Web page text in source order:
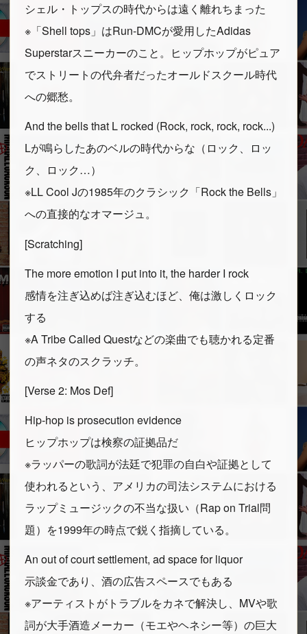
シェル・トップスの時代からは遠く離れちまった
※「Shell tops」はRun-DMCが愛用したAdidas
Superstarスニーカーのこと。ヒップホップがピュア
でストリートの代弁者だったオールドスクール時代
への郷愁。
And the bells that L rocked (Rock, rock, rock, rock...)
Lが鳴らしたあのベルの時代からな（ロック、ロッ
ク、ロック…）
※LL Cool Jの1985年のクラシック「Rock the Bells」
への直接的なオマージュ。
[Scratching]
The more emotion I put into it, the harder I rock
感情を注ぎ込めば注ぎ込むほど、俺は激しくロック
する
※A Tribe Called Questなどの楽曲でも聴かれる定番
の声ネタのスクラッチ。
[Verse 2: Mos Def]
Hip-hop is prosecution evidence
ヒップホップは検察の証拠品だ
※ラッパーの歌詞が法廷で犯罪の自白や証拠として
使われるという、アメリカの司法システムにおける
ラップミュージックの不当な扱い（Rap on Trial問
題）を1999年の時点で鋭く指摘している。
An out of court settlement, ad space for liquor
示談金であり、酒の広告スペースでもある
※アーティストがトラブルをカネで解決し、MVや歌
詞が大手酒造メーカー（モエやヘネシー等）の巨大